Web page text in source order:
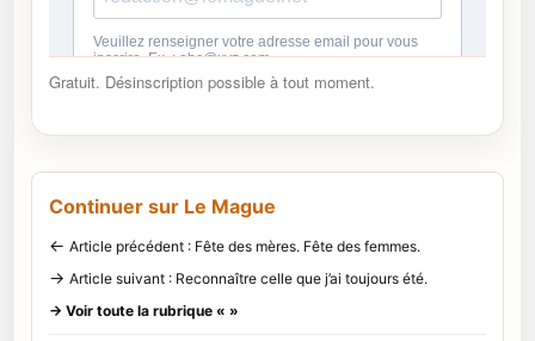
Gratuit. Désinscription possible à tout moment.
Continuer sur Le Mague
← Article précédent : Fête des mères. Fête des femmes.
→ Article suivant : Reconnaître celle que j’ai toujours été.
→ Voir toute la rubrique « »